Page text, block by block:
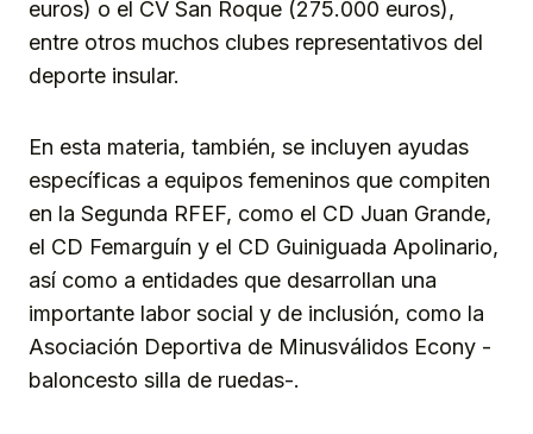
euros) o el CV San Roque (275.000 euros),
entre otros muchos clubes representativos del
deporte insular.
En esta materia, también, se incluyen ayudas
específicas a equipos femeninos que compiten
en la Segunda RFEF, como el CD Juan Grande,
el CD Femarguín y el CD Guiniguada Apolinario,
así como a entidades que desarrollan una
importante labor social y de inclusión, como la
Asociación Deportiva de Minusválidos Econy -
baloncesto silla de ruedas-.